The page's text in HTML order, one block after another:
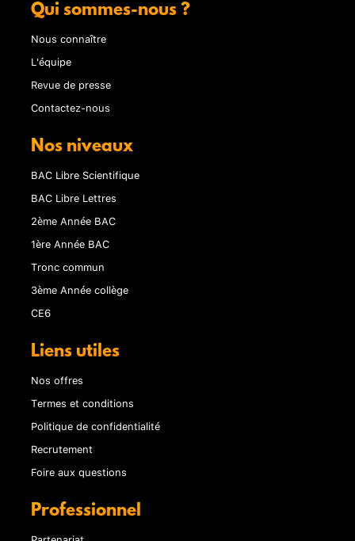
Qui sommes-nous ?
Nous connaître
L'équipe
Revue de presse
Contactez-nous
Nos niveaux
BAC Libre Scientifique
BAC Libre Lettres
2ème Année BAC
1ère Année BAC
Tronc commun
3ème Année collège
CE6
Liens utiles
Nos offres
Termes et conditions
Politique de confidentialité
Recrutement
Foire aux questions
Professionnel